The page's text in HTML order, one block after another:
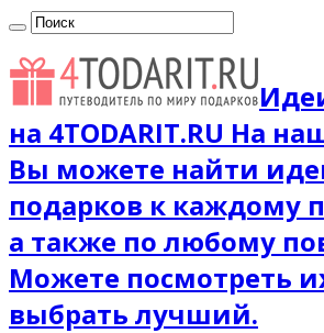
на 4TODARIT.RU На
Вы можете найти
подарков к каждому
а также по любому
Можете посмотреть
выбрать лучший.